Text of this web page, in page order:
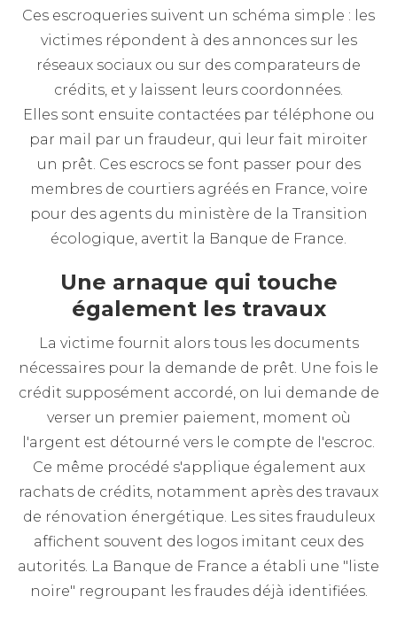
Ces escroqueries suivent un schéma simple : les
victimes répondent à des annonces sur les
réseaux sociaux ou sur des comparateurs de
crédits, et y laissent leurs coordonnées.
Elles sont ensuite contactées par téléphone ou
par mail par un fraudeur, qui leur fait miroiter
un prêt. Ces escrocs se font passer pour des
membres de courtiers agréés en France, voire
pour des agents du ministère de la Transition
écologique, avertit la Banque de France.
Une arnaque qui touche
également les travaux
La victime fournit alors tous les documents
nécessaires pour la demande de prêt. Une fois le
crédit supposément accordé, on lui demande de
verser un premier paiement, moment où
l'argent est détourné vers le compte de l'escroc.
Ce même procédé s'applique également aux
rachats de crédits, notamment après des travaux
de rénovation énergétique. Les sites frauduleux
affichent souvent des logos imitant ceux des
autorités. La Banque de France a établi une "liste
noire" regroupant les fraudes déjà identifiées.